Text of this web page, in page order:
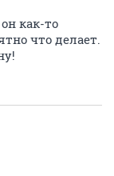
как-то
что делает.